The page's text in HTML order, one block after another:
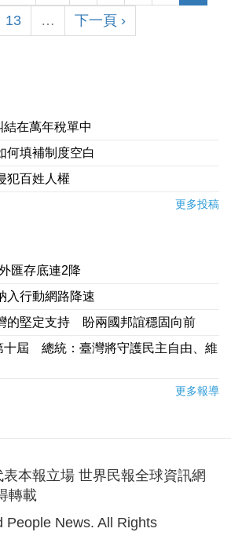
13 …
下一頁 ›
在萬年稅單中
何填補制度空白
犯百姓人權
更多投稿
匯存底連2降
入行動網路降速
的堅定支持 盼兩國邦誼穩固向前
十屆 總統：臺灣將守護民主自由、維
更多報導
本報立場 世界民報全球資訊網
轉載
News. All Rights